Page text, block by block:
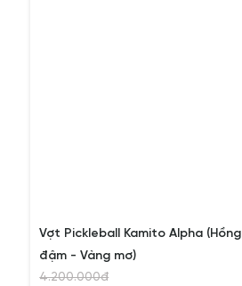
Vợt Pickleball Kamito Alpha (Hồng
đậm - Vàng mơ)
4.200.000đ